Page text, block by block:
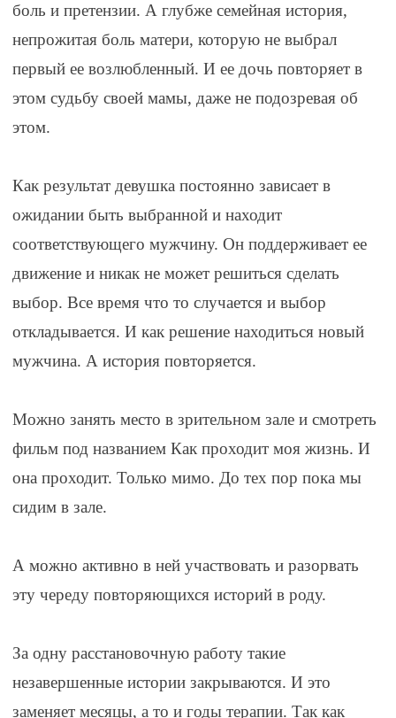
боль и претензии. А глубже семейная история,
непрожитая боль матери, которую не выбрал
первый ее возлюбленный. И ее дочь повторяет в
этом судьбу своей мамы, даже не подозревая об
этом.
Как результат девушка постоянно зависает в
ожидании быть выбранной и находит
соответствующего мужчину. Он поддерживает ее
движение и никак не может решиться сделать
выбор. Все время что то случается и выбор
откладывается. И как решение находиться новый
мужчина. А история повторяется.
Можно занять место в зрительном зале и смотреть
фильм под названием Как проходит моя жизнь. И
она проходит. Только мимо. До тех пор пока мы
сидим в зале.
А можно активно в ней участвовать и разорвать
эту череду повторяющихся историй в роду.
За одну расстановочную работу такие
незавершенные истории закрываются. И это
заменяет месяцы, а то и годы терапии. Так как